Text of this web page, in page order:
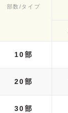
部数/タイプ
10部
20部
30部